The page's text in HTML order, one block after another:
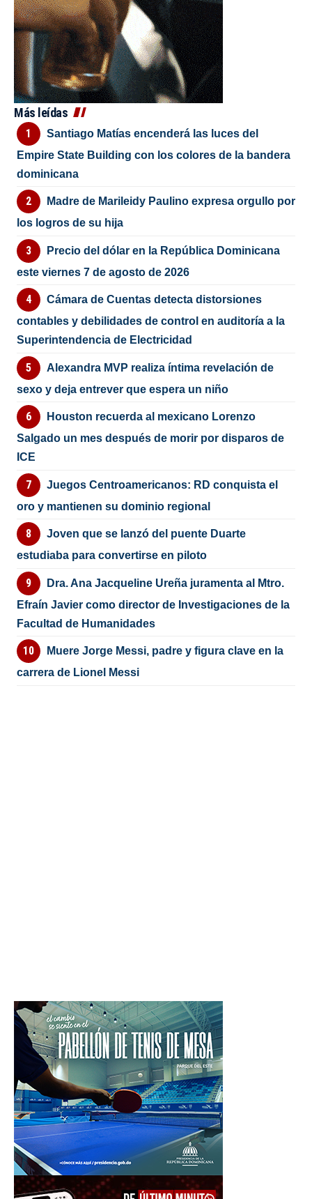
Más leídas
Santiago Matías encenderá las luces del
Empire State Building con los colores de la bandera
dominicana
Madre de Marileidy Paulino expresa orgullo por
los logros de su hija
Precio del dólar en la República Dominicana
este viernes 7 de agosto de 2026
Cámara de Cuentas detecta distorsiones
contables y debilidades de control en auditoría a la
Superintendencia de Electricidad
Alexandra MVP realiza íntima revelación de
sexo y deja entrever que espera un niño
Houston recuerda al mexicano Lorenzo
Salgado un mes después de morir por disparos de
ICE
Juegos Centroamericanos: RD conquista el
oro y mantienen su dominio regional
Joven que se lanzó del puente Duarte
estudiaba para convertirse en piloto
Dra. Ana Jacqueline Ureña juramenta al Mtro.
Efraín Javier como director de Investigaciones de la
Facultad de Humanidades
Muere Jorge Messi, padre y figura clave en la
carrera de Lionel Messi